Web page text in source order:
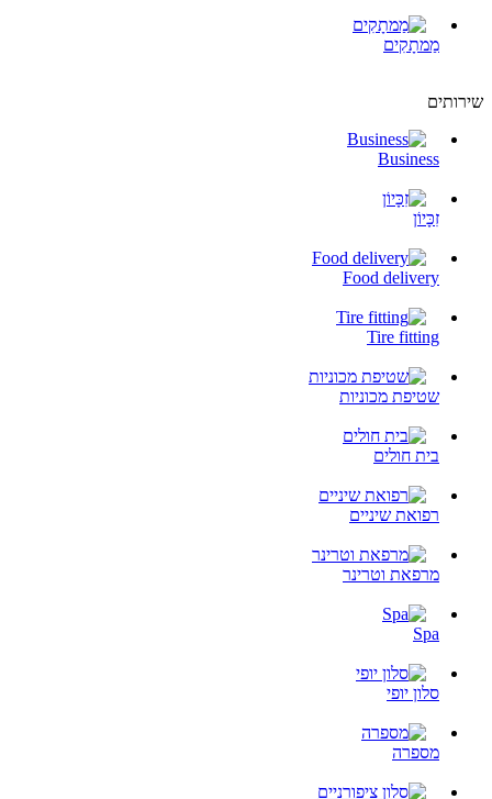
מַמתָקִים
שירותים
Business
זִכָּיוֹן
Food delivery
Tire fitting
שטיפת מכוניות
בית חולים
רפואת שיניים
מרפאת וטרינר
Spa
סלון יופי
מספרה